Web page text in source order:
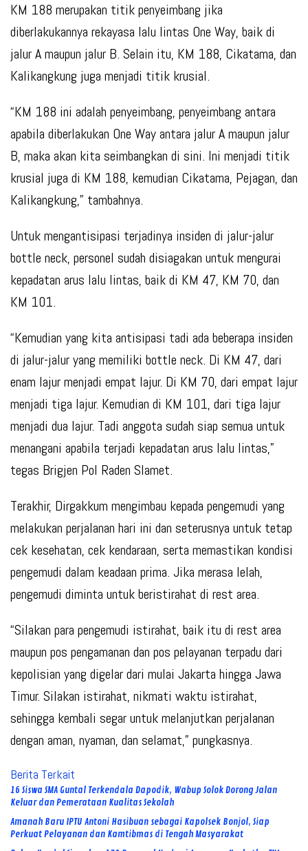
KM 188 merupakan titik penyeimbang jika
diberlakukannya rekayasa lalu lintas One Way, baik di
jalur A maupun jalur B. Selain itu, KM 188, Cikatama, dan
Kalikangkung juga menjadi titik krusial.
“KM 188 ini adalah penyeimbang, penyeimbang antara
apabila diberlakukan One Way antara jalur A maupun jalur
B, maka akan kita seimbangkan di sini. Ini menjadi titik
krusial juga di KM 188, kemudian Cikatama, Pejagan, dan
Kalikangkung,” tambahnya.
Untuk mengantisipasi terjadinya insiden di jalur-jalur
bottle neck, personel sudah disiagakan untuk mengurai
kepadatan arus lalu lintas, baik di KM 47, KM 70, dan
KM 101.
“Kemudian yang kita antisipasi tadi ada beberapa insiden
di jalur-jalur yang memiliki bottle neck. Di KM 47, dari
enam lajur menjadi empat lajur. Di KM 70, dari empat lajur
menjadi tiga lajur. Kemudian di KM 101, dari tiga lajur
menjadi dua lajur. Tadi anggota sudah siap semua untuk
menangani apabila terjadi kepadatan arus lalu lintas,”
tegas Brigjen Pol Raden Slamet.
Terakhir, Dirgakkum mengimbau kepada pengemudi yang
melakukan perjalanan hari ini dan seterusnya untuk tetap
cek kesehatan, cek kendaraan, serta memastikan kondisi
pengemudi dalam keadaan prima. Jika merasa lelah,
pengemudi diminta untuk beristirahat di rest area.
“Silakan para pengemudi istirahat, baik itu di rest area
maupun pos pengamanan dan pos pelayanan terpadu dari
kepolisian yang digelar dari mulai Jakarta hingga Jawa
Timur. Silakan istirahat, nikmati waktu istirahat,
sehingga kembali segar untuk melanjutkan perjalanan
dengan aman, nyaman, dan selamat,” pungkasnya.
Berita Terkait
16 Siswa SMA Guntal Terkendala Dapodik, Wabup Solok Dorong Jalan
Keluar dan Pemerataan Kualitas Sekolah
Amanah Baru IPTU Antoni Hasibuan sebagai Kapolsek Bonjol, Siap
Perkuat Pelayanan dan Kamtibmas di Tengah Masyarakat